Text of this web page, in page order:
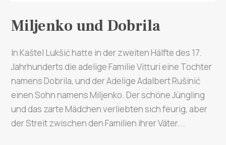
Erforsche
Destination
Was kann man machen
Info
Miljenko und Dobrila
In Kaštel Lukšić hatte in der zweiten Hälfte des 17.
Jahrhunderts die adelige Familie Vitturi eine Tochter
namens Dobrila, und der Adelige Adalbert Rušinić
einen Sohn namens Miljenko. Der schöne Jüngling
und das zarte Mädchen verliebten sich feurig, aber
der Streit zwischen den Familien ihrer Väter...